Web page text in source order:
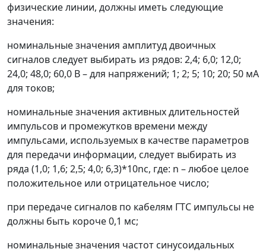
физические линии, должны иметь следующие
значения:
номинальные значения амплитуд двоичных
сигналов следует выбирать из рядов: 2,4; 6,0; 12,0;
24,0; 48,0; 60,0 В–для напряжений; 1; 2; 5; 10; 20; 50 мА
для токов;
номинальные значения активных длительностей
импульсов и промежутков времени между
импульсами, используемых в качестве параметров
для передачи информации, следует выбирать из
ряда (1,0; 1,6; 2,5; 4,0; 6,3)*10nс, где: n –любое целое
положительное или отрицательное число;
при передаче сигналов по кабелям ГТС импульсы не
должны быть короче 0,1 мс;
номинальные значения частот синусоидальных